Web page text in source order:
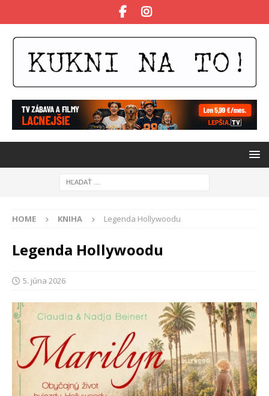
HOME KNIHA Legenda Hollywoodu
Legenda Hollywoodu
5. júna 2026